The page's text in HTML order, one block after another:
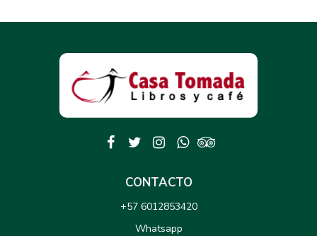
CONTACTO
+57 6012853420
Whatsapp